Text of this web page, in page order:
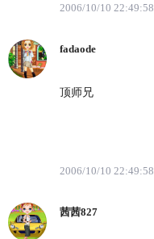
2006/10/10 22:49:58
fadaode
顶师兄
2006/10/10 22:49:58
茜茜827